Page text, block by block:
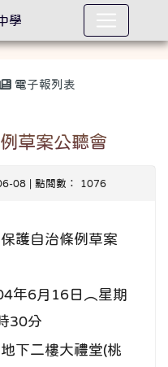
電子報列表
草案公聽會
08 | 點閱數： 1076
護自治條例草案
年6月16日︵星期
30分
下二樓大禮堂(桃
學